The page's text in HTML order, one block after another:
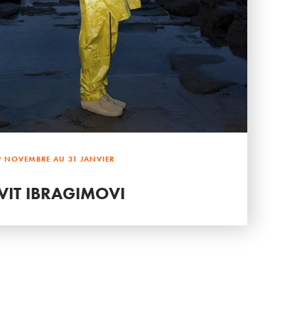
NOVEMBRE AU 31 JANVIER
IBRAGIMOVI